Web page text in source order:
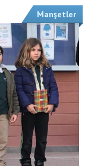
Manşetler